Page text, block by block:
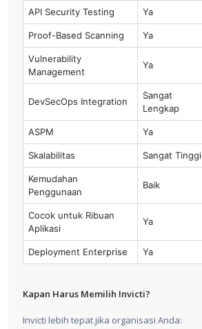
API Security Testing Ya
Proof-Based Scanning Ya
Vulnerability
Management
Ya
DevSecOps Integration
Sangat
Lengkap
ASPM Ya
Skalabilitas Sangat Tinggi
Kemudahan
Penggunaan
Baik
Cocok untuk Ribuan
Aplikasi
Ya
Deployment Enterprise Ya
Kapan Harus Memilih Invicti?
Invicti lebih tepat jika organisasi Anda: